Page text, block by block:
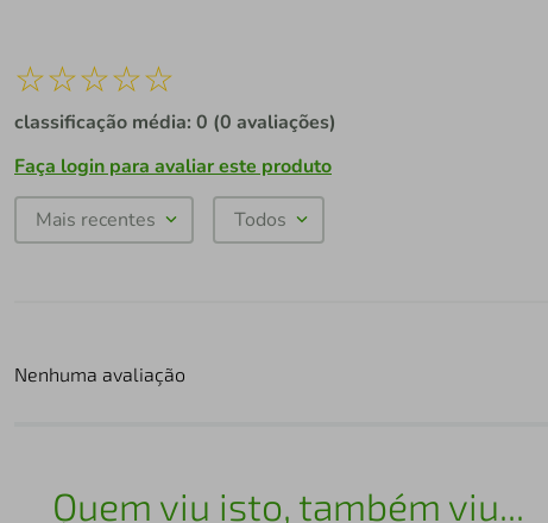
☆☆☆☆☆
classificação média: 0 (0 avaliações)
Faça login para avaliar este produto
Mais recentes Todos
Nenhuma avaliação
Quem viu isto, também viu...